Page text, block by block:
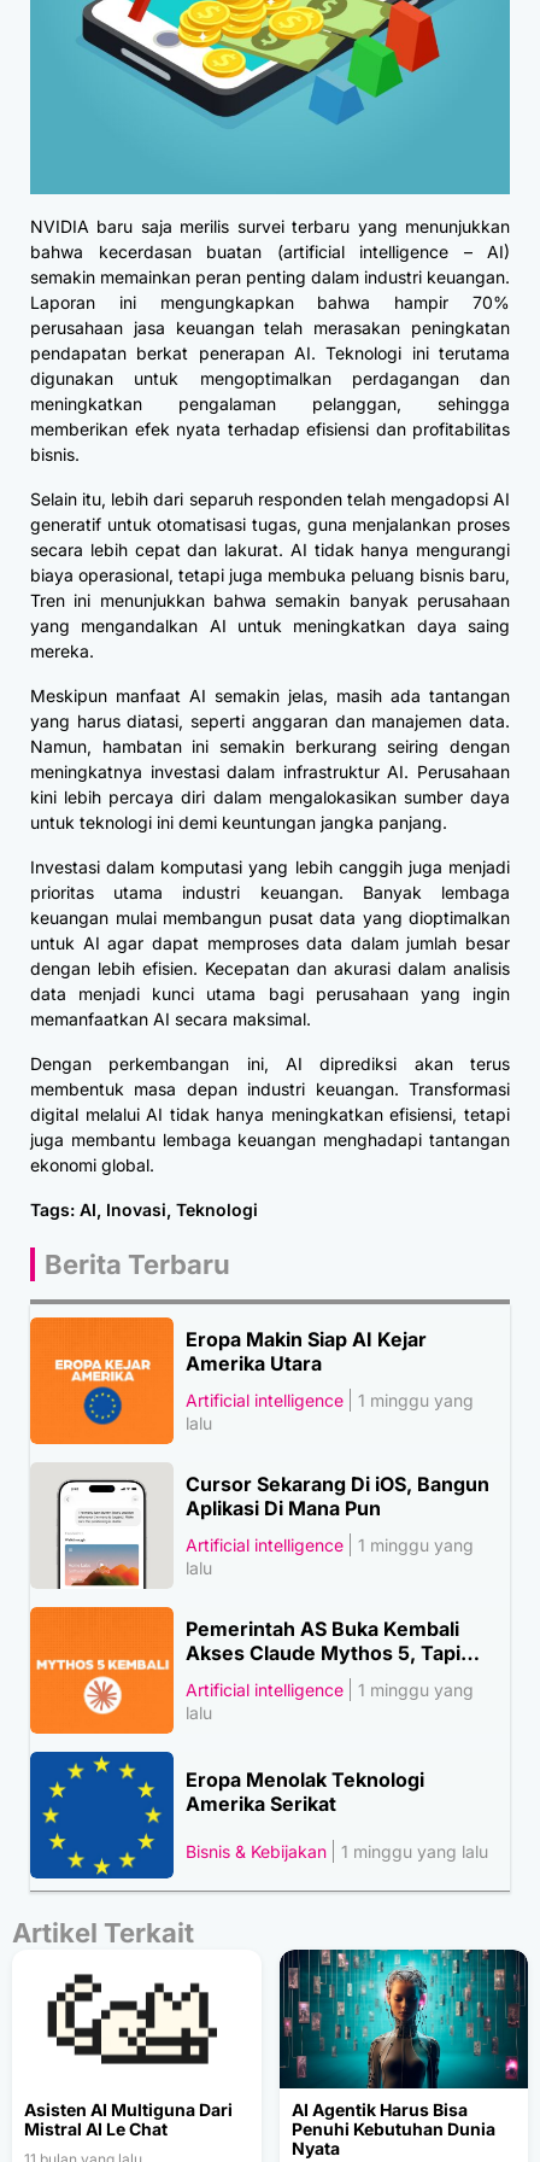
NVIDIA baru saja merilis survei terbaru yang menunjukkan
bahwa kecerdasan buatan (artificial intelligence – AI)
semakin memainkan peran penting dalam industri keuangan.
Laporan ini mengungkapkan bahwa hampir 70%
perusahaan jasa keuangan telah merasakan peningkatan
pendapatan berkat penerapan AI. Teknologi ini terutama
digunakan untuk mengoptimalkan perdagangan dan
meningkatkan pengalaman pelanggan, sehingga
memberikan efek nyata terhadap efisiensi dan profitabilitas
bisnis.
Selain itu, lebih dari separuh responden telah mengadopsi AI
generatif untuk otomatisasi tugas, guna menjalankan proses
secara lebih cepat dan lakurat. AI tidak hanya mengurangi
biaya operasional, tetapi juga membuka peluang bisnis baru,
Tren ini menunjukkan bahwa semakin banyak perusahaan
yang mengandalkan AI untuk meningkatkan daya saing
mereka.
Meskipun manfaat AI semakin jelas, masih ada tantangan
yang harus diatasi, seperti anggaran dan manajemen data.
Namun, hambatan ini semakin berkurang seiring dengan
meningkatnya investasi dalam infrastruktur AI. Perusahaan
kini lebih percaya diri dalam mengalokasikan sumber daya
untuk teknologi ini demi keuntungan jangka panjang.
Investasi dalam komputasi yang lebih canggih juga menjadi
prioritas utama industri keuangan. Banyak lembaga
keuangan mulai membangun pusat data yang dioptimalkan
untuk AI agar dapat memproses data dalam jumlah besar
dengan lebih efisien. Kecepatan dan akurasi dalam analisis
data menjadi kunci utama bagi perusahaan yang ingin
memanfaatkan AI secara maksimal.
Dengan perkembangan ini, AI diprediksi akan terus
membentuk masa depan industri keuangan. Transformasi
digital melalui AI tidak hanya meningkatkan efisiensi, tetapi
juga membantu lembaga keuangan menghadapi tantangan
ekonomi global.
Tags: AI, Inovasi, Teknologi
Berita Terbaru
Eropa Makin Siap AI Kejar
Amerika Utara
Artificial intelligence
1 minggu yang
lalu
Cursor Sekarang Di iOS, Bangun
Aplikasi Di Mana Pun
Artificial intelligence
1 minggu yang
lalu
Pemerintah AS Buka Kembali
Akses Claude Mythos 5, Tapi…
Artificial intelligence
1 minggu yang
lalu
Eropa Menolak Teknologi
Amerika Serikat
Bisnis & Kebijakan 1 minggu yang lalu
Artikel Terkait
Asisten AI Multiguna Dari
Mistral AI Le Chat
AI Agentik Harus Bisa
Penuhi Kebutuhan Dunia
Nyata